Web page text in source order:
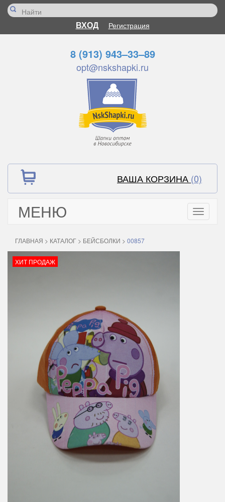
ВХОД Регистрация
8 (913) 943–33–89
opt@nskshapki.ru
ВАША КОРЗИНА (0)
МЕНЮ
Toggle
ГЛАВНАЯ > КАТАЛОГ > БЕЙСБОЛКИ > 00857
ХИТ ПРОДАЖ